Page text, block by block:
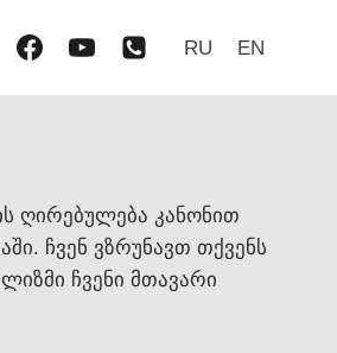
RU EN
ღირებულება კანონით
ჩვენ ვზრუნავთ თქვენს
ჩვენი მთავარი